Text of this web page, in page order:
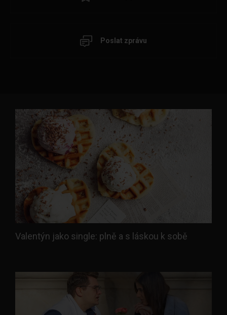
Poslat zprávu
Valentýn jako single: plně a s láskou k sobě